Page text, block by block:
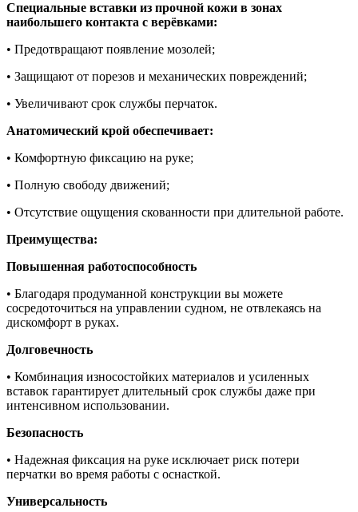
Специальные вставки из прочной кожи в зонах
наибольшего контакта с верёвками:
• Предотвращают появление мозолей;
• Защищают от порезов и механических повреждений;
• Увеличивают срок службы перчаток.
Анатомический крой обеспечивает:
• Комфортную фиксацию на руке;
• Полную свободу движений;
• Отсутствие ощущения скованности при длительной работе.
Преимущества:
Повышенная работоспособность
• Благодаря продуманной конструкции вы можете
сосредоточиться на управлении судном, не отвлекаясь на
дискомфорт в руках.
Долговечность
• Комбинация износостойких материалов и усиленных
вставок гарантирует длительный срок службы даже при
интенсивном использовании.
Безопасность
• Надежная фиксация на руке исключает риск потери
перчатки во время работы с оснасткой.
Универсальность